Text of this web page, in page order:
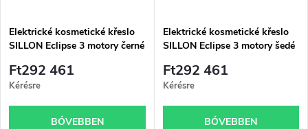
Elektrické kosmetické křeslo
SILLON Eclipse 3 motory černé
Ft292 461
Kérésre
BŐVEBBEN
Elektrické kosmetické křeslo
SILLON Eclipse 3 motory šedé
Ft292 461
Kérésre
BŐVEBBEN